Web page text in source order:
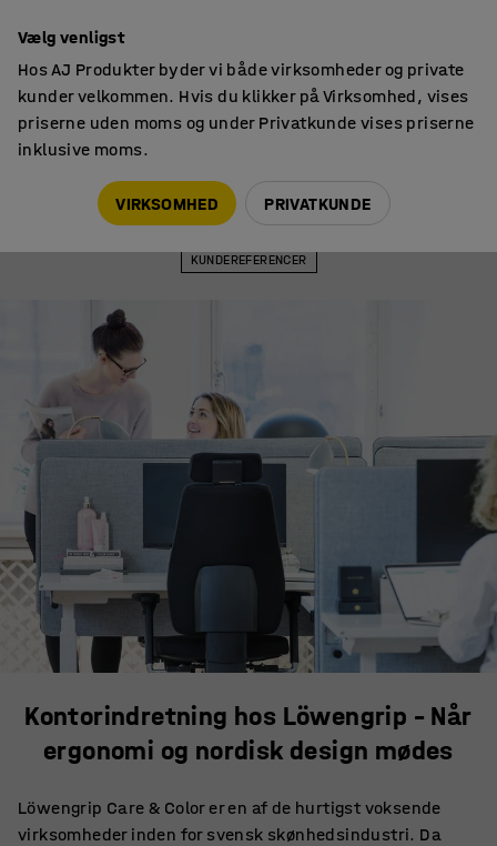
Kontorindretning hos Löwengrip – Når ergonomi og nordisk design
KUNDEREFERENCER
Kontorindretning hos Löwengrip – Når
ergonomi og nordisk design mødes
Löwengrip Care & Color er en af de hurtigst voksende
virksomheder inden for svensk skønhedsindustri. Da
Vælg venligst
Hos AJ Produkter byder vi både virksomheder og private
kunder velkommen. Hvis du klikker på Virksomhed, vises
priserne uden moms og under Privatkunde vises priserne
inklusive moms.
VIRKSOMHED PRIVATKUNDE